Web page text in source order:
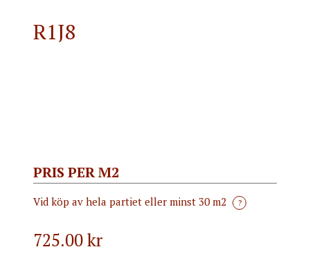
R1J8
PRIS PER M2
Vid köp av hela partiet eller minst 30 m2 ?
725.00 kr